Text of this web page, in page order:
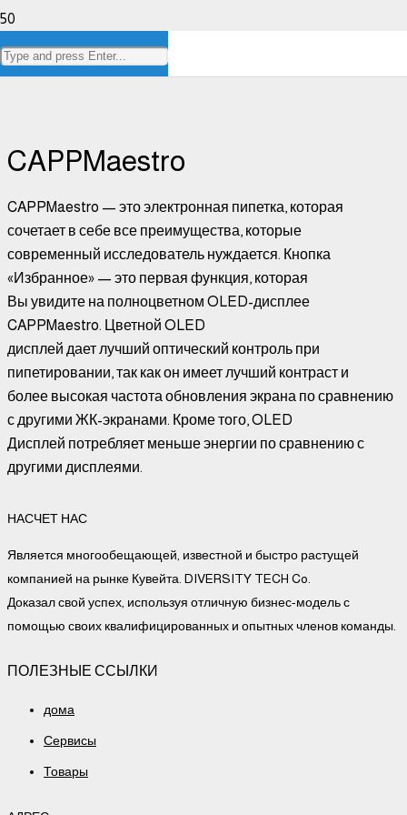
CAPPMaestro
CAPPMaestro
CAPPMaestro — это электронная пипетка, которая
сочетает в себе все преимущества, которые
современный исследователь нуждается. Кнопка
«Избранное» — это первая функция, которая
Вы увидите на полноцветном OLED-дисплее
CAPPMaestro. Цветной OLED
дисплей дает лучший оптический контроль при
пипетировании, так как он имеет лучший контраст и
более высокая частота обновления экрана по сравнению
с другими ЖК-экранами. Кроме того, OLED
Дисплей потребляет меньше энергии по сравнению с
другими дисплеями.
НАСЧЕТ НАС
Является многообещающей, известной и быстро растущей
компанией на рынке Кувейта. DIVERSITY TECH Co.
Доказал свой успех, используя отличную бизнес-модель с
помощью своих квалифицированных и опытных членов команды.
ПОЛЕЗНЫЕ ССЫЛКИ
дома
Сервисы
Товары